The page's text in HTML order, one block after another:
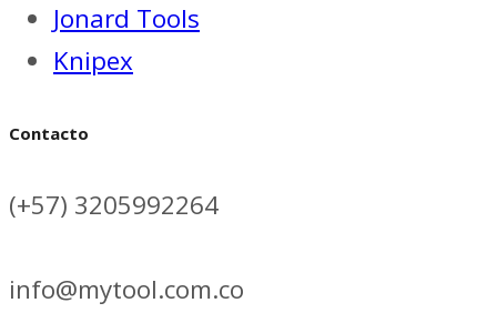
Jonard Tools
Knipex
Contacto
(+57) 3205992264
info@mytool.com.co